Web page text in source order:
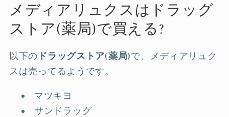
メディアリュクスはドラッグ
ストア(薬局)で買える?
以下の ドラッグストア(薬局)で、メディアリュク
スは売ってるようです。
マツキヨ
サンドラッグ